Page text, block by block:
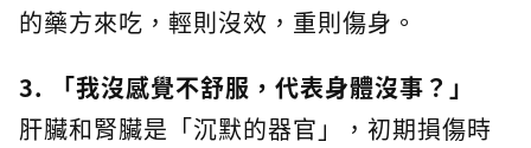
的藥方來吃，輕則沒效，重則傷身。
3. 「我沒感覺不舒服，代表身體沒事？」
肝臟和腎臟是「沉默的器官」，初期損傷時